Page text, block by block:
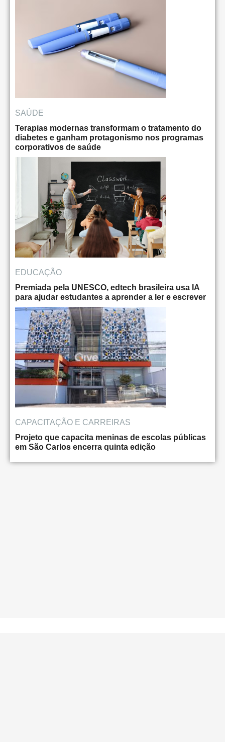
SAÚDE
Terapias modernas transformam o tratamento do
diabetes e ganham protagonismo nos programas
corporativos de saúde
EDUCAÇÃO
Premiada pela UNESCO, edtech brasileira usa IA
para ajudar estudantes a aprender a ler e escrever
CAPACITAÇÃO E CARREIRAS
Projeto que capacita meninas de escolas públicas
em São Carlos encerra quinta edição